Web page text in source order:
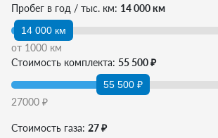
Пробег в год / тыс. км: 14 000 км
14 000 км
от 1000 км
Стоимость комплекта: 55 500 ₽
55 500 ₽
27000 ₽
Стоимость газа: 27 ₽